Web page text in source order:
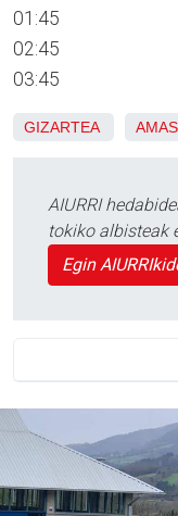
01:45
02:45
03:45
GIZARTEA
AIURRI
tokiko albisteak
Egin